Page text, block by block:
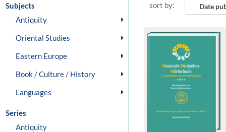
Subjects
Antiquity
Oriental Studies
Eastern Europe
Book / Culture / History
Languages
Series
Antiquity
sort by: Date